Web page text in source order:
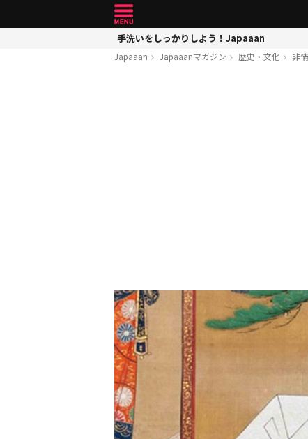
手洗いをしっかりしよう！Japaaan
Japaaan Japaaanマガジン 歴史・文化 非